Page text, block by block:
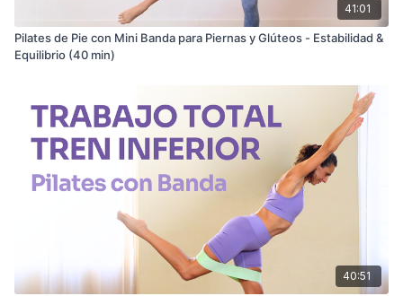
41:01
Pilates de Pie con Mini Banda para Piernas y Glúteos - Estabilidad &
Equilibrio (40 min)
40:51